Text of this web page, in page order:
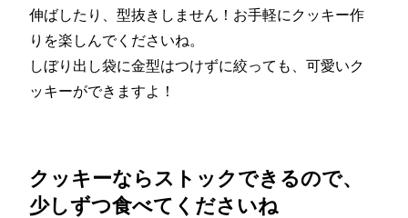
伸ばしたり、型抜きしません！お手軽にクッキー作
りを楽しんでくださいね。
しぼり出し袋に金型はつけずに絞っても、可愛いク
ッキーができますよ！
クッキーならストックできるので、
少しずつ食べてくださいね